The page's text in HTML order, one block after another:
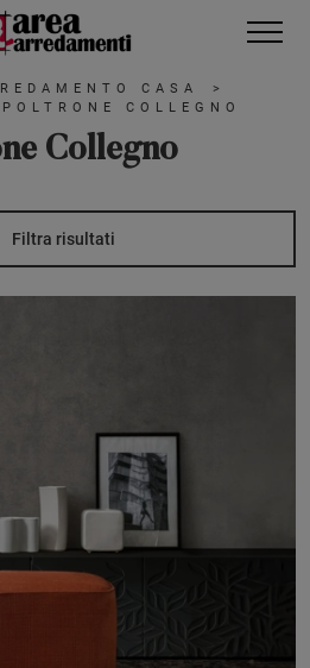
CASA
>
POLTRONE COLLEGNO
Collegno
Filtra risultati